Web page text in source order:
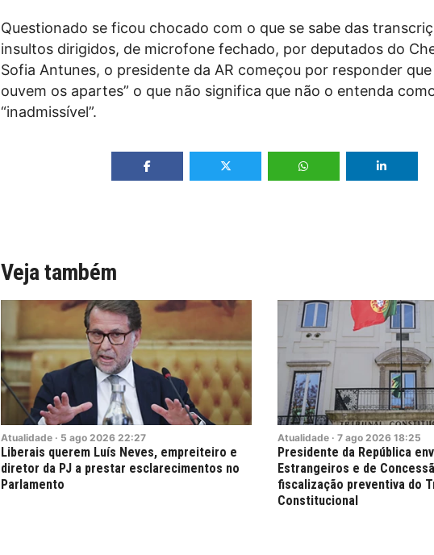
Questionado se ficou chocado com o que se sabe das
insultos dirigidos, de microfone fechado, por deputados do
Sofia Antunes, o presidente da AR começou por responder que
ouvem os apartes” o que não significa que não o entenda
“inadmissível”.
Veja também
Atualidade · 5 ago 2026 22:27
Liberais querem Luís Neves, empreiteiro e
diretor da PJ a prestar esclarecimentos no
Parlamento
Atualidade · 7 ago 2026 18:25
Presidente da República
Estrangeiros e de
fiscalização preventiva do
Constitucional